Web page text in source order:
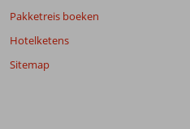
Pakketreis boeken
Hotelketens
Sitemap